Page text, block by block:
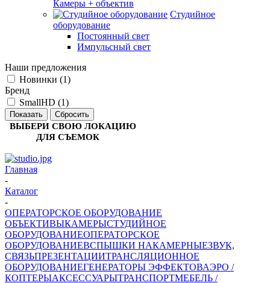
Камеры + объектив
Студийное
оборудование
Постоянный свет
Импульсный свет
Наши предложения
Новинки (1)
Бренд
SmallHD (1)
Сбросить
ВЫБЕРИ СВОЮ ЛОКАЦИЮ
ДЛЯ СЪЕМОК
Главная
-
Каталог
-
ОПЕРАТОРСКОЕ ОБОРУДОВАНИЕ
ОБЪЕКТИВЫКАМЕРЫСТУДИЙНОЕ
ОБОРУДОВАНИЕОПЕРАТОРСКОЕ
ОБОРУДОВАНИЕВСПЫШКИ НАКАМЕРНЫЕЗВУК,
СВЯЗЬПРЕЗЕНТАЦИИТРАНСЛЯЦИОННОЕ
ОБОРУДОВАНИЕГЕНЕРАТОРЫ ЭФФЕКТОВАЭРО /
КОПТЕРЫАКСЕССУАРЫТРАНСПОРТМЕБЕЛЬ /